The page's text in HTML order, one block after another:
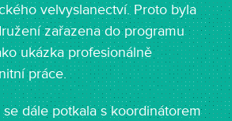
velvyslanectví. Proto byla
zařazena do programu
ukázka profesionálně
práce.
dále potkala s koordinátorem